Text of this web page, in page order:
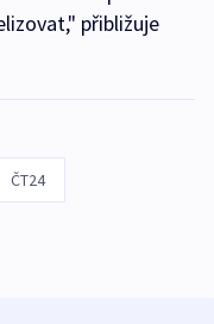
přibližuje
ČT24